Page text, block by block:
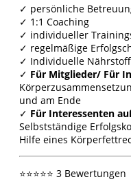
✓ persönliche
✓ 1:1 Coaching
✓ individueller
✓ regelmäßige
✓ Individuelle
✓ Für Mitglieder/ Für
und am Ende
✓ Für Interessenten
Selbstständige
Hilfe eines
⭐⭐⭐⭐⭐ 3 Bewertungen